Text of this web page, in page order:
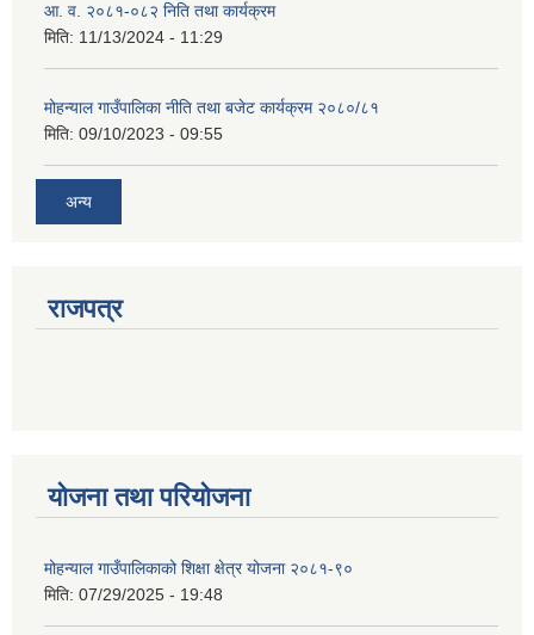
आ. व. २०८१-०८२ निति तथा कार्यक्रम
मिति: 11/13/2024 - 11:29
मोहन्याल गाउँपालिका नीति तथा बजेट कार्यक्रम २०८०/८१
मिति: 09/10/2023 - 09:55
अन्य
राजपत्र
योजना तथा परियोजना
मोहन्याल गाउँपालिकाको शिक्षा क्षेत्र योजना २०८१-९०
मिति: 07/29/2025 - 19:48